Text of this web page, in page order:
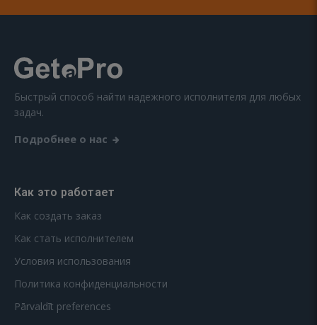
Быстрый способ найти надежного исполнителя для любых
задач.
Подробнее о нас
Как это работает
Как создать заказ
Как стать исполнителем
Условия использования
Политика конфиденциальности
Pārvaldīt preferences